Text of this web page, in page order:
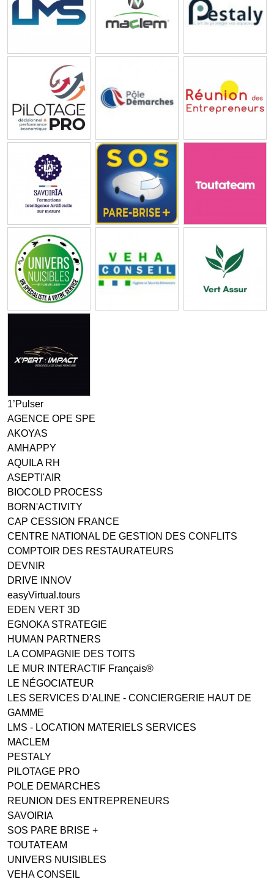
1’Pulser
AGENCE OPE SPE
AKOYAS
AMHAPPY
AQUILA RH
ASEPTI'AIR
BIOCOLD PROCESS
BORN'ACTIVITY
CAP CESSION FRANCE
CENTRE NATIONAL DE GESTION DES CONFLITS
COMPTOIR DES RESTAURATEURS
DEVNIR
DRIVE INNOV
easyVirtual.tours
EDEN VERT 3D
EGNOKA STRATEGIE
HUMAN PARTNERS
LA COMPAGNIE DES TOITS
LE MUR INTERACTIF Français®
LE NÉGOCIATEUR
LES SERVICES D’ALINE - CONCIERGERIE HAUT DE
GAMME
LMS - LOCATION MATERIELS SERVICES
MACLEM
PESTALY
PILOTAGE PRO
POLE DEMARCHES
REUNION DES ENTREPRENEURS
SAVOIRIA
SOS PARE BRISE +
TOUTATEAM
UNIVERS NUISIBLES
VEHA CONSEIL